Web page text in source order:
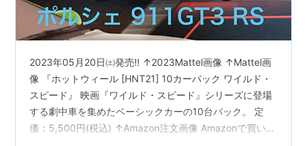
マッチボックス
ミニチャンプス
特に1/24スケールは自動車プラモデルの世界的標準
スケールとしても知られる
ミニカー (一般) 【みにかー】
2023年05月20日㈯発売‼️ ↑2023Mattel画像 ↑Mattel画
像 『ホットウィール [HNT21] 10カーパック ワイルド・
スピード』 映画『ワイルド・スピード』シリーズに登場
する劇中車を集めたベーシックカーの10台パック。 定
価：5,500円(税込) ↑Amazon注文画像 Amazonで買いま